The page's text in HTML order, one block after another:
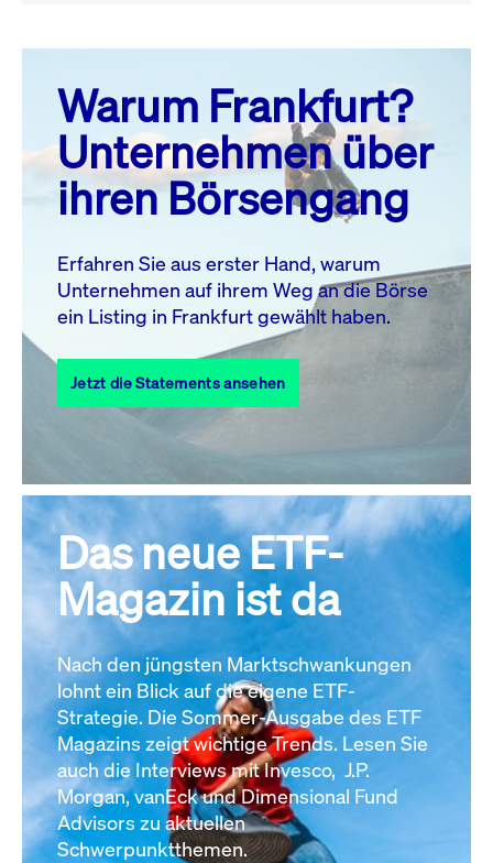
August 26
MO. DI. MI. DO. FR. SA. SO.
1
2
3
4 5 6 7 8
10 11 13 14
17
18 19 20 21 22
23
27 28
31
Alle Events
Warum Frankfurt?
Unternehmen über
ihren Börsengang
Erfahren Sie aus erster Hand, warum
Unternehmen auf ihrem Weg an die Börse
ein Listing in Frankfurt gewählt haben.
Jetzt die Statements ansehen
Das neue ETF-
Magazin ist da
Nach den jüngsten Marktschwankungen
lohnt ein Blick auf die eigene ETF-
Strategie. Die Sommer-Ausgabe des ETF
Magazins zeigt wichtige Trends. Lesen Sie
auch die Interviews mit Invesco, J.P.
Morgan, vanEck und Dimensional Fund
Advisors zu aktuellen
Schwerpunktthemen.